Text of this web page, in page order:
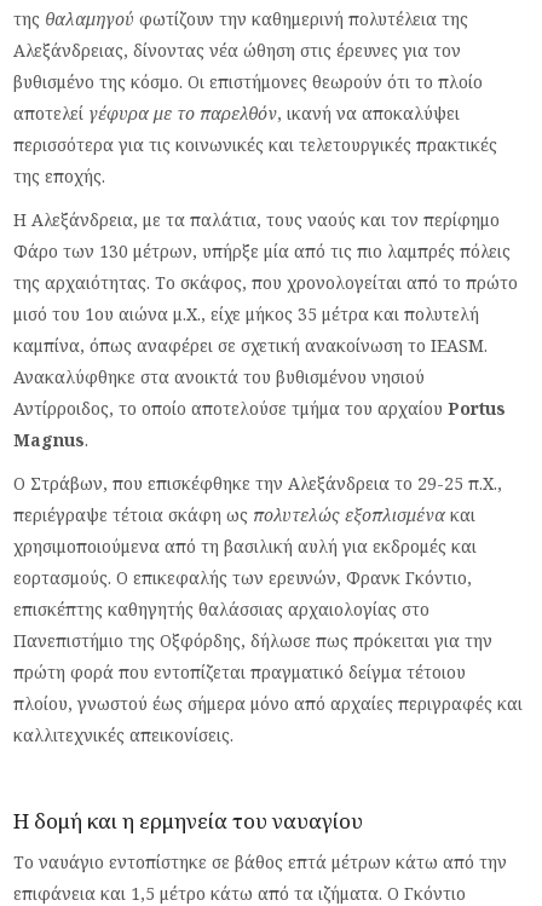
της θαλαμηγού φωτίζουν την καθημερινή πολυτέλεια της
Αλεξάνδρειας, δίνοντας νέα ώθηση στις έρευνες για τον
βυθισμένο της κόσμο. Οι επιστήμονες θεωρούν ότι το πλοίο
αποτελεί γέφυρα με το παρελθόν, ικανή να αποκαλύψει
περισσότερα για τις κοινωνικές και τελετουργικές πρακτικές
της εποχής.
Η Αλεξάνδρεια, με τα παλάτια, τους ναούς και τον περίφημο
Φάρο των 130 μέτρων, υπήρξε μία από τις πιο λαμπρές πόλεις
της αρχαιότητας. Το σκάφος, που χρονολογείται από το πρώτο
μισό του 1ου αιώνα μ.Χ., είχε μήκος 35 μέτρα και πολυτελή
καμπίνα, όπως αναφέρει σε σχετική ανακοίνωση το IEASM.
Ανακαλύφθηκε στα ανοικτά του βυθισμένου νησιού
Αντίρροιδος, το οποίο αποτελούσε τμήμα του αρχαίουPortus
Magnus.
Ο Στράβων, που επισκέφθηκε την Αλεξάνδρεια το 29-25 π.Χ.,
περιέγραψε τέτοια σκάφη ως πολυτελώς εξοπλισμένα και
χρησιμοποιούμενα από τη βασιλική αυλή για εκδρομές και
εορτασμούς. Ο επικεφαλής των ερευνών, Φρανκ Γκόντιο,
επισκέπτης καθηγητής θαλάσσιας αρχαιολογίας στο
Πανεπιστήμιο της Οξφόρδης, δήλωσε πως πρόκειται για την
πρώτη φορά που εντοπίζεται πραγματικό δείγμα τέτοιου
πλοίου, γνωστού έως σήμερα μόνο από αρχαίες περιγραφές και
καλλιτεχνικές απεικονίσεις.
Η δομή και η ερμηνεία του ναυαγίου
Το ναυάγιο εντοπίστηκε σε βάθος επτά μέτρων κάτω από την
επιφάνεια και 1,5 μέτρο κάτω από τα ιζήματα. Ο Γκόντιο